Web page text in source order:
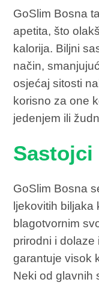
GoSlim Bosna
apetita, što
kalorija. Biljni
način,
osjećaj sitosti
korisno za one
jedenjem ili
Sastojci
GoSlim Bosna
ljekovitih
blagotvornim
prirodni i dolaze
garantuje visok
Neki od glavnih